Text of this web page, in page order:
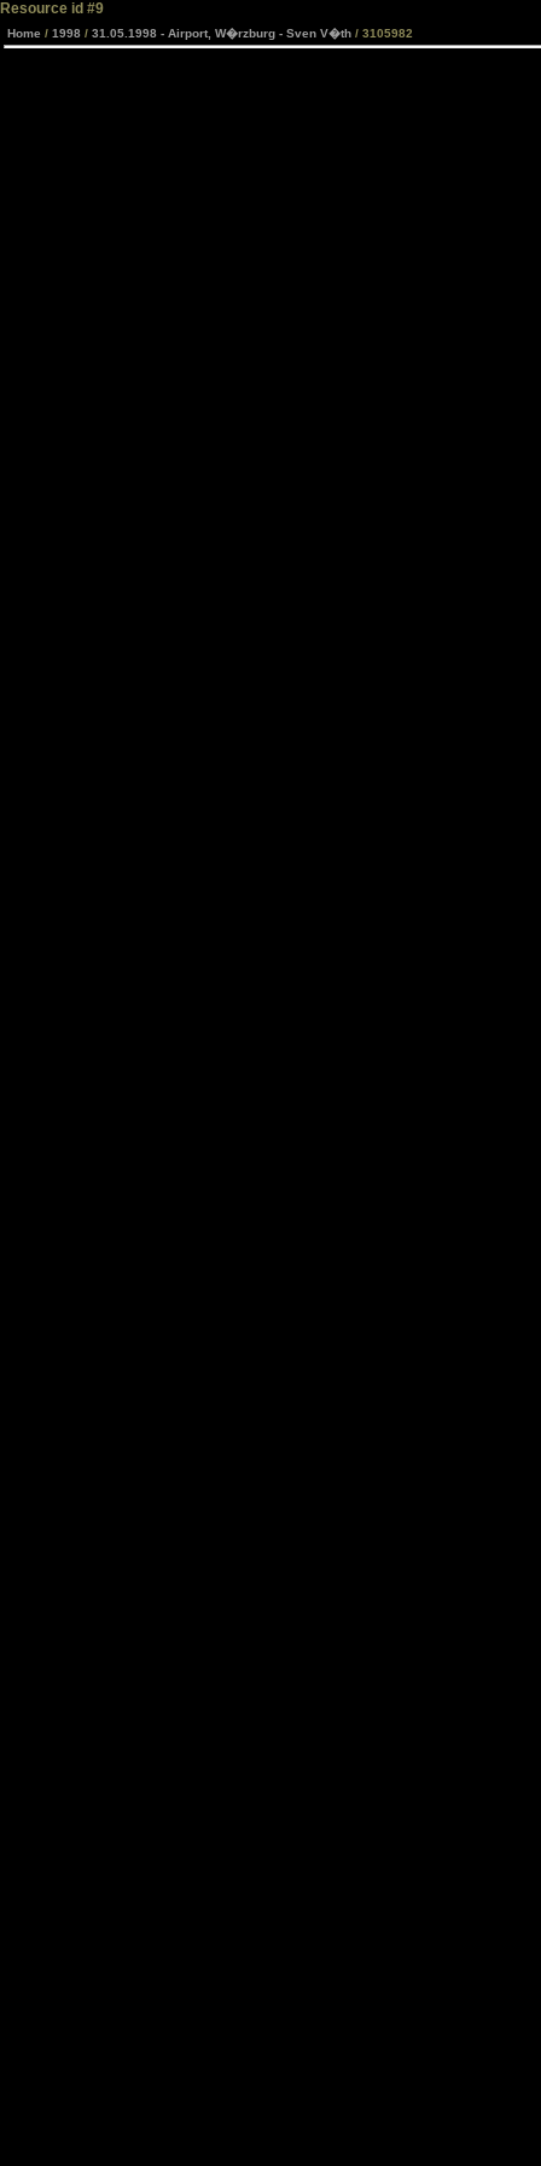
Resource id #9
Home / 1998 / 31.05.1998 - Airport, W�rzburg - Sven V�th / 3105982